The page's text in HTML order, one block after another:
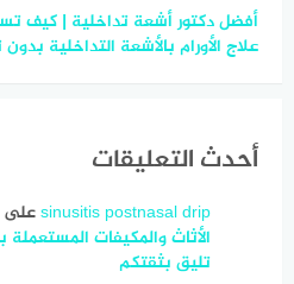
أفضل دكتور أشعة تداخلية | كيف
علاج الأورام بالأشعة التداخلية
أحدث التعليقات
sinusitis postnasal dripعلى
الأثاث والمكيفات
تليق بثقتكم